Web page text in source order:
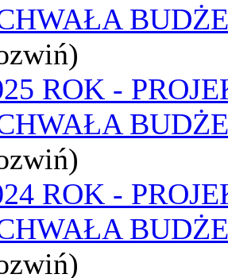
ROK -
ROK -